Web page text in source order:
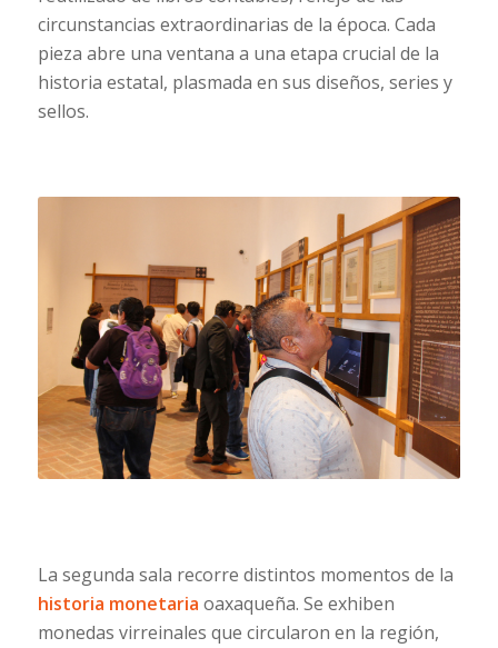
circunstancias extraordinarias de la época. Cada
pieza abre una ventana a una etapa crucial de la
historia estatal, plasmada en sus diseños, series y
sellos.
La segunda sala recorre distintos momentos de la
historia monetaria oaxaqueña. Se exhiben
monedas virreinales que circularon en la región,